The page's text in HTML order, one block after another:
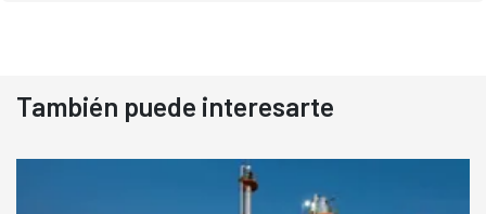
También puede interesarte